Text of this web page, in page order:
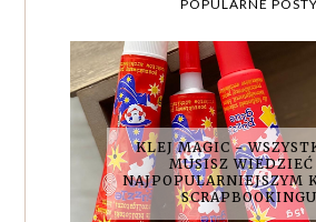
POPULARNE POSTY
KLEJ MAGIC -
MUSISZ WIEDZIEĆ
NAJPOPULARNIEJSZYM
SCRAPBOOKINGU